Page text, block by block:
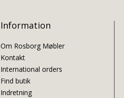
Information
Om Rosborg Møbler
Kontakt
International orders
Find butik
Indretning